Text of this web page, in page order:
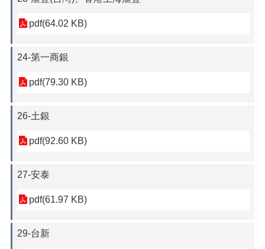
pdf(64.02 KB)
24-第一商銀
pdf(79.30 KB)
26-土銀
pdf(92.60 KB)
27-安泰
pdf(61.97 KB)
29-台新